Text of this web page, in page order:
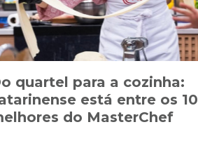
quartel para a cozinha:
está entre os 10
do MasterChef